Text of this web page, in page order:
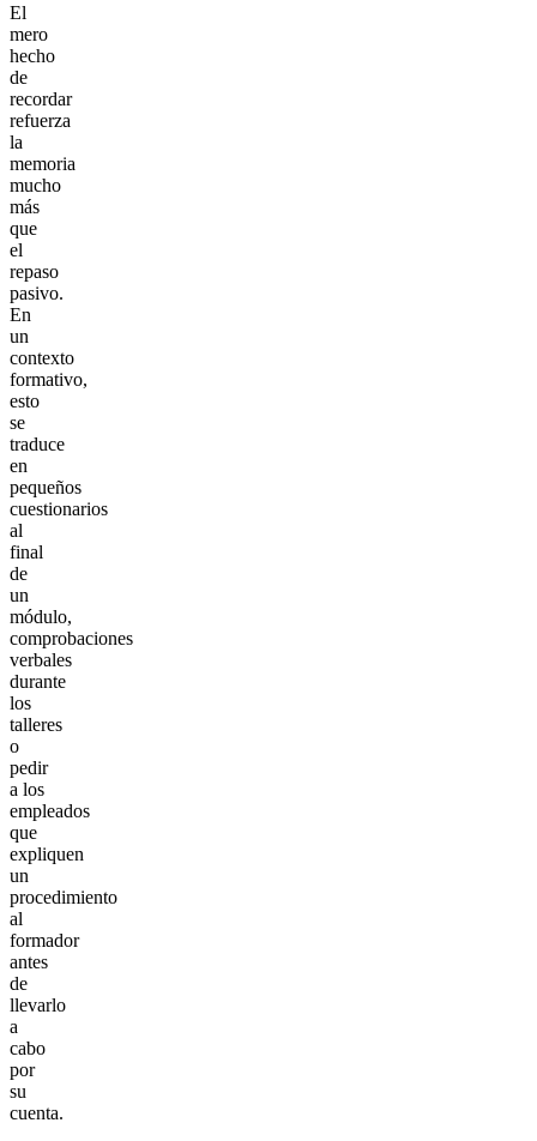
El
mero
hecho
de
recordar
refuerza
la
memoria
mucho
más
que
el
repaso
pasivo.
En
un
contexto
formativo,
esto
se
traduce
en
pequeños
cuestionarios
al
final
de
un
módulo,
comprobaciones
verbales
durante
los
talleres
o
pedir
a los
empleados
que
expliquen
un
procedimiento
al
formador
antes
de
llevarlo
a
cabo
por
su
cuenta.